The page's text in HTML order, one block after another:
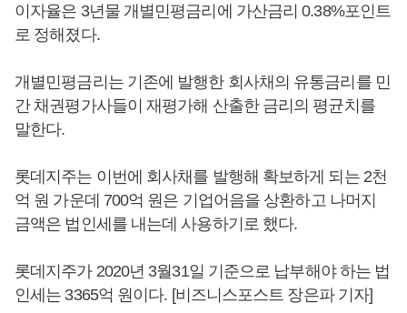
이자율은 3년물 개별민평금리에 가산금리 0.38%포인트
로 정해졌다.
개별민평금리는 기존에 발행한 회사채의 유통금리를 민
간 채권평가사들이 재평가해 산출한 금리의 평균치를
말한다.
롯데지주는 이번에 회사채를 발행해 확보하게 되는 2천
억 원 가운데 700억 원은 기업어음을 상환하고 나머지
금액은 법인세를 내는데 사용하기로 했다.
롯데지주가 2020년 3월31일 기준으로 납부해야 하는 법
인세는 3365억 원이다. [비즈니스포스트 장은파 기자]